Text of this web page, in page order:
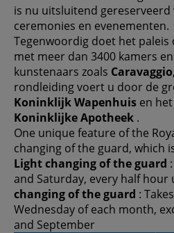
is nu uitsluitend
ceremonies en evenementen.
Tegenwoordig doet het paleis
met meer dan 3400 kamers
kunstenaars zoals
rondleiding voert u door de
Koninklijk Wapenhuis en het
Koninklijke Apotheek .
One unique feature of the
changing of the guard, which
Light changing of the guard
and Saturday, every half hour
changing of the guard :
Wednesday of each month,
and September